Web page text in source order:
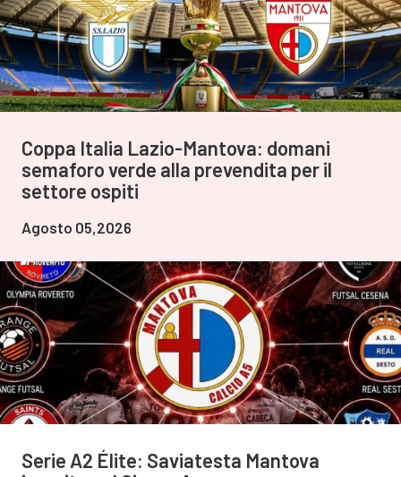
Coppa Italia Lazio-Mantova: domani
semaforo verde alla prevendita per il
settore ospiti
Agosto 05,2026
Serie A2 Élite: Saviatesta Mantova